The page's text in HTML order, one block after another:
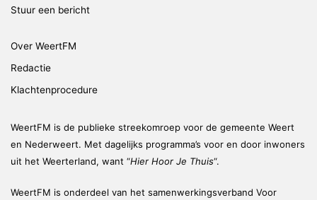
Stuur een bericht
Over WeertFM
Redactie
Klachtenprocedure
WeertFM is de publieke streekomroep voor de gemeente Weert
en Nederweert. Met dagelijks programma’s voor en door inwoners
uit het Weerterland, want “Hier Hoor Je Thuis“.
WeertFM is onderdeel van het samenwerkingsverband Voor